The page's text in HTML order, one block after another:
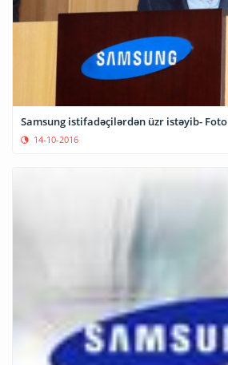
Samsung istifadəçilərdən üzr istəyib- Foto
14-10-2016